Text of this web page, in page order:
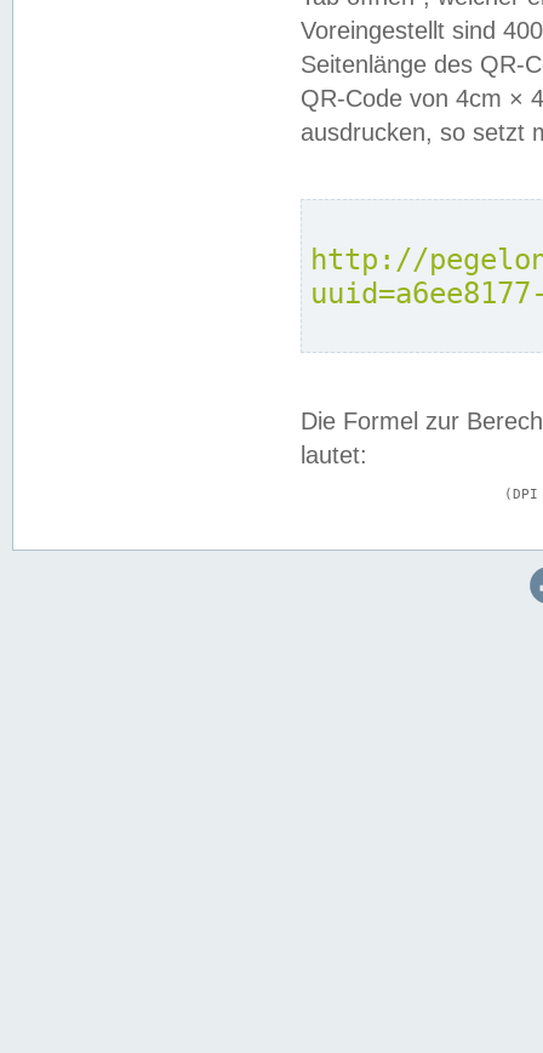
Voreingestellt sind
Seitenlänge des QR-
QR-Code von 4cm ×
ausdrucken, so setzt
http://
Die Formel zur
lautet: